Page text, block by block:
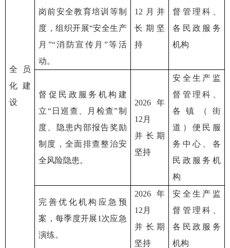
全员
化建
设
岗前安全教育培训等制
度，组织开展“安全生产
月”“消防宣传月”等活
动。
12月并
长期坚
持
督管理科、
各民政服务
机构
督促民政服务机构建
立“日巡查、月检查”制
度、隐患内部报告奖励
制度，全面排查整治安
全风险隐患。
2026年
12月
并长期
坚持
安全生产监
督管理科、
各镇（街
道）便民服
务中心、各
民政服务机
构
完善优化机构应急预
案，每季度开展1次应急
演练。
2026年
12月
并长期
坚持
安全生产监
督管理科、
各民政服务
机构